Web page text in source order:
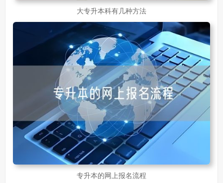
大专升本科有几种方法
专升本的网上报名流程